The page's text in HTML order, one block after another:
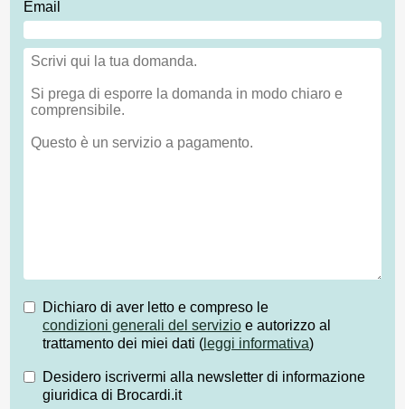
Email
Dichiaro di aver letto e compreso le
condizioni generali del servizio e autorizzo al
trattamento dei miei dati ( leggi informativa)
Desidero iscrivermi alla newsletter di informazione
giuridica di Brocardi.it